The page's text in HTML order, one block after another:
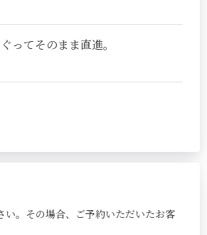
ってそのまま直進。
。その場合、ご予約いただいたお客